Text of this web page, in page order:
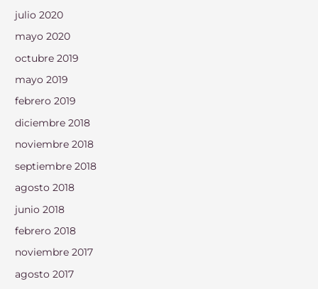
julio 2020
mayo 2020
octubre 2019
mayo 2019
febrero 2019
diciembre 2018
noviembre 2018
septiembre 2018
agosto 2018
junio 2018
febrero 2018
noviembre 2017
agosto 2017